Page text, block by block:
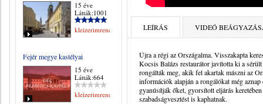
15 éve
Látták:1001
kleizerimrene
Fejér megye kastélyai
15 éve
Látták:664
kleizerimrene
LEÍRÁS VIDEÓ
Újra a régi az Országalma. Visszakapta
Kocsis Balázs restaurátor javította ki a
rongálták meg, akik fel akartak mászni az
információk alapján a rongálókat még
gyanúsítják őket, gyorsított eljárás
szabadságvesztést is kaphatnak.